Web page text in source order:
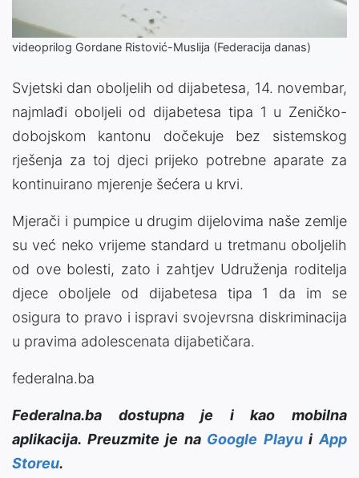
videoprilog Gordane Ristović-Muslija (Federacija danas)
Svjetski dan oboljelih od dijabetesa, 14. novembar,
najmlađi oboljeli od dijabetesa tipa 1 u Zeničko-
dobojskom kantonu dočekuje bez sistemskog
rješenja za toj djeci prijeko potrebne aparate za
kontinuirano mjerenje šećera u krvi.
Mjerači i pumpice u drugim dijelovima naše zemlje
su već neko vrijeme standard u tretmanu oboljelih
od ove bolesti, zato i zahtjev Udruženja roditelja
djece oboljele od dijabetesa tipa 1 da im se
osigura to pravo i ispravi svojevrsna diskriminacija
u pravima adolescenata dijabetičara.
federalna.ba
Federalna.ba dostupna je i kao mobilna
aplikacija. Preuzmite je na Google PlayuiApp
Storeu.